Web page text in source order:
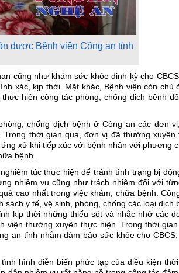
được Bệnh viện Công an tỉnh
cũng như khám sức khỏe định kỳ cho
xác, kịp thời. Mặt khác, Bệnh viện còn chủ
hiện công tác phòng, chống dịch bệnh
chống dịch bệnh ở Công an các đơn
thời gian qua, đơn vị đã thường xuyên
xử khi tiếp xúc với bệnh nhân với phương
bệnh.
túc thực hiện để tránh tình trạng bị
nhiệm vụ cũng như trách nhiệm đối với
cao nhất trong việc khám, chữa bệnh.
y tế, vệ sinh, phòng, chống các loại dịch
kịp thời những thiếu sót và nhắc nhở các
viện thường xuyên thực hiện. Trong thời
an tỉnh nhằm đảm bảo sức khỏe cho
hình diễn biến phức tạp của điều kiện thời